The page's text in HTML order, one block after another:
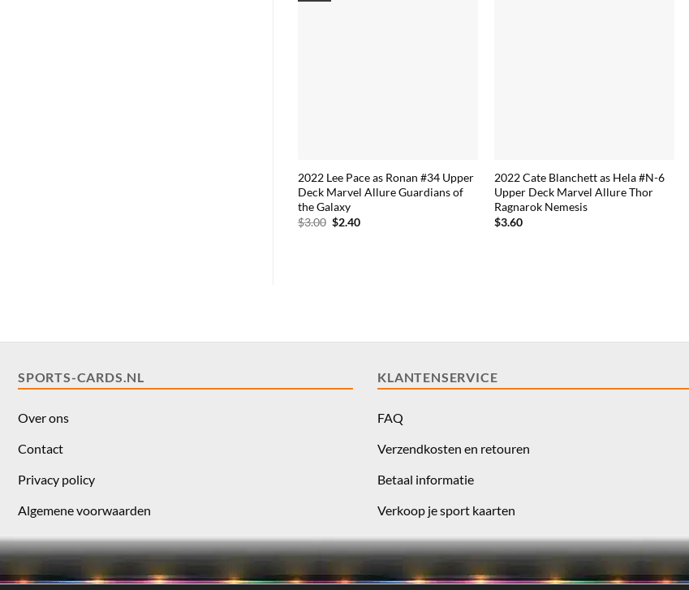
2022 Lee Pace as Ronan #34 Upper
Deck Marvel Allure Guardians of
the Galaxy
$3.00 Oorspronkelijke
$2.40Huidige
2022 Cate Blanchett as Hela #N-6
Upper Deck Marvel Allure Thor
Ragnarok Nemesis
$3.60
SPORTS-CARDS.NL
Over ons
Contact
Privacy policy
Algemene voorwaarden
KLANTENSERVICE
FAQ
Verzendkosten en retouren
Betaal informatie
Verkoop je sport kaarten